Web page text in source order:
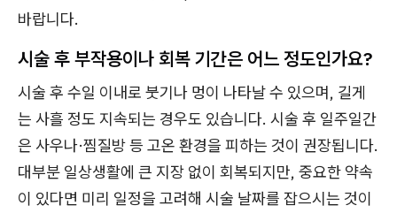
바랍니다.
시술 후 부작용이나 회복 기간은 어느 정도인가요?
시술 후 수일 이내로 붓기나 멍이 나타날 수 있으며, 길게
는 사흘 정도 지속되는 경우도 있습니다. 시술 후 일주일간
은 사우나·찜질방 등 고온 환경을 피하는 것이 권장됩니다.
대부분 일상생활에 큰 지장 없이 회복되지만, 중요한 약속
이 있다면 미리 일정을 고려해 시술 날짜를 잡으시는 것이